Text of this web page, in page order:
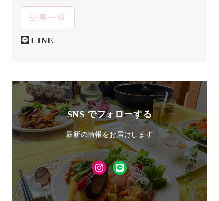
記事一覧
LINE
SNS でフォローする
最新の情報をお届けします
Instagram
LINE
友